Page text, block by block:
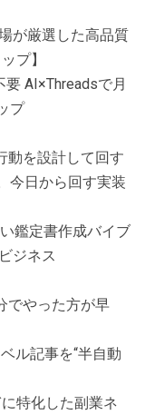
が厳選した高品質
プ】
要 AI×Threadsで月
プ
動を設計して回す
今日から回す実装
鑑定書作成バイブ
ジネス
でやった方が早
ル記事を“半自動
特化した副業ネ